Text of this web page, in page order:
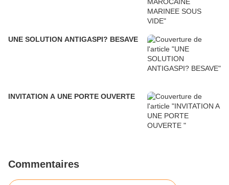
UNE SOLUTION ANTIGASPI? BESAVE
INVITATION A UNE PORTE OUVERTE
Commentaires